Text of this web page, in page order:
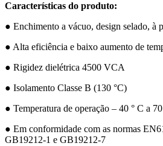
Características do produto:
● Enchimento a vácuo, design selado, à
● Alta eficiência e baixo aumento de
● Rigidez dielétrica 4500 VCA
● Isolamento Classe B (130 °C)
● Temperatura de operação – 40 ° C a
● Em conformidade com as normas
GB19212-1 e GB19212-7